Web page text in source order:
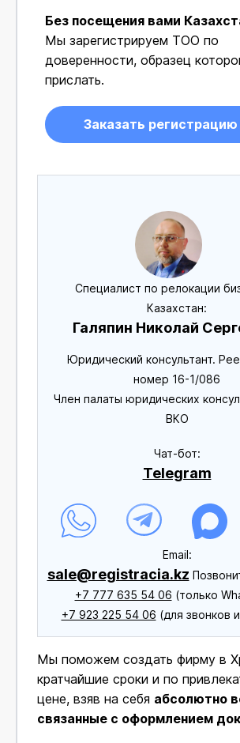
Без посещения вами
Мы зарегистрируем ТОО по
доверенности, образец
прислать.
Заказать
Специалист по релокации
Казахстан:
Галяпин Николай
Юридический консультант.
номер 16-1/086
Член палаты юридических
ВКО
Чат-бот:
Telegram
Еmail:
sale@registracia.kz
+7 777 635 54 06 (только
+7 923 225 54 06 (для звонков
Мы поможем создать фирму в
кратчайшие сроки и по
цене, взяв на себя абсолютно
связанные с оформлением